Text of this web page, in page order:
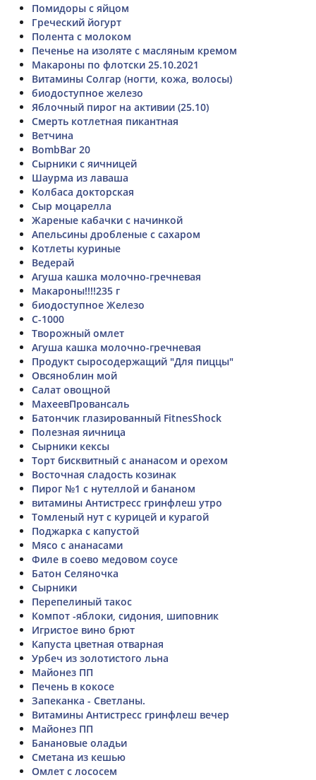
Помидоры с яйцом
Греческий йогурт
Полента с молоком
Печенье на изоляте с масляным кремом
Макароны по флотски 25.10.2021
Витамины Солгар (ногти, кожа, волосы)
биодоступное железо
Яблочный пирог на активии (25.10)
Смерть котлетная пикантная
Ветчина
BombBar 20
Сырники с яичницей
Шаурма из лаваша
Колбаса докторская
Сыр моцарелла
Жареные кабачки с начинкой
Апельсины дробленые с сахаром
Котлеты куриные
Ведерай
Агуша кашка молочно-гречневая
Макароны!!!!235 г
биодоступное Железо
С-1000
Творожный омлет
Агуша кашка молочно-гречневая
Продукт сыросодержащий "Для пиццы"
Овсяноблин мой
Салат овощной
МахеевПровансаль
Батончик глазированный FitnesShock
Полезная яичница
Сырники кексы
Торт бисквитный с ананасом и орехом
Восточная сладость козинак
Пирог №1 с нутеллой и бананом
витамины Антистресс гринфлеш утро
Томленый нут с курицей и курагой
Поджарка с капустой
Мясо с ананасами
Филе в соево медовом соусе
Батон Селяночка
Сырники
Перепелиный такос
Компот -яблоки, сидония, шиповник
Игристое вино брют
Капуста цветная отварная
Урбеч из золотистого льна
Майонез ПП
Печень в кокосе
Запеканка - Светланы.
Витамины Антистресс гринфлеш вечер
Майонез ПП
Банановые оладьи
Сметана из кешью
Омлет с лососем